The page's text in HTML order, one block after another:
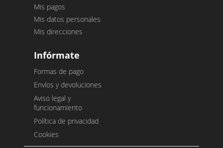
Mis pagos
Mis datos personales
Mis direcciones
Infórmate
Formas de pago
Envíos y devoluciones
Aviso legal y
funcionamiento
Política de privacidad
Cookies